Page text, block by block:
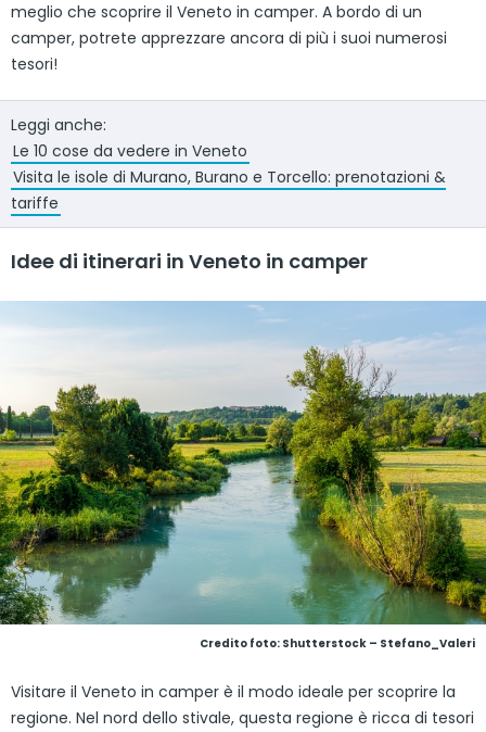
meglio che scoprire il Veneto in camper. A bordo di un
camper, potrete apprezzare ancora di più i suoi numerosi
tesori!
Leggi anche:
Le 10 cose da vedere in Veneto
Visita le isole di Murano, Burano e Torcello: prenotazioni &
tariffe
Idee di itinerari in Veneto in camper
Credito foto: Shutterstock – Stefano_Valeri
Visitare il Veneto in camper è il modo ideale per scoprire la
regione. Nel nord dello stivale, questa regione è ricca di tesori